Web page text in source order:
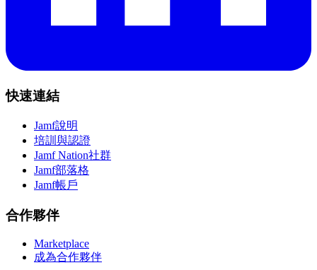
快速連結
Jamf說明
培訓與認證
Jamf Nation社群
Jamf部落格
Jamf帳戶
合作夥伴
Marketplace
成為合作夥伴